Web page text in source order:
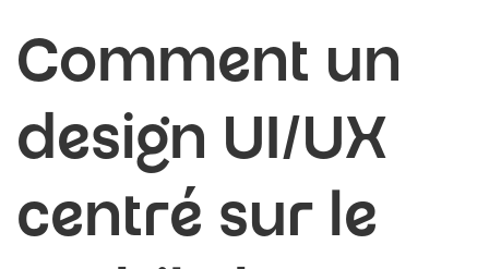
Comment un
design UI/UX
centré sur le